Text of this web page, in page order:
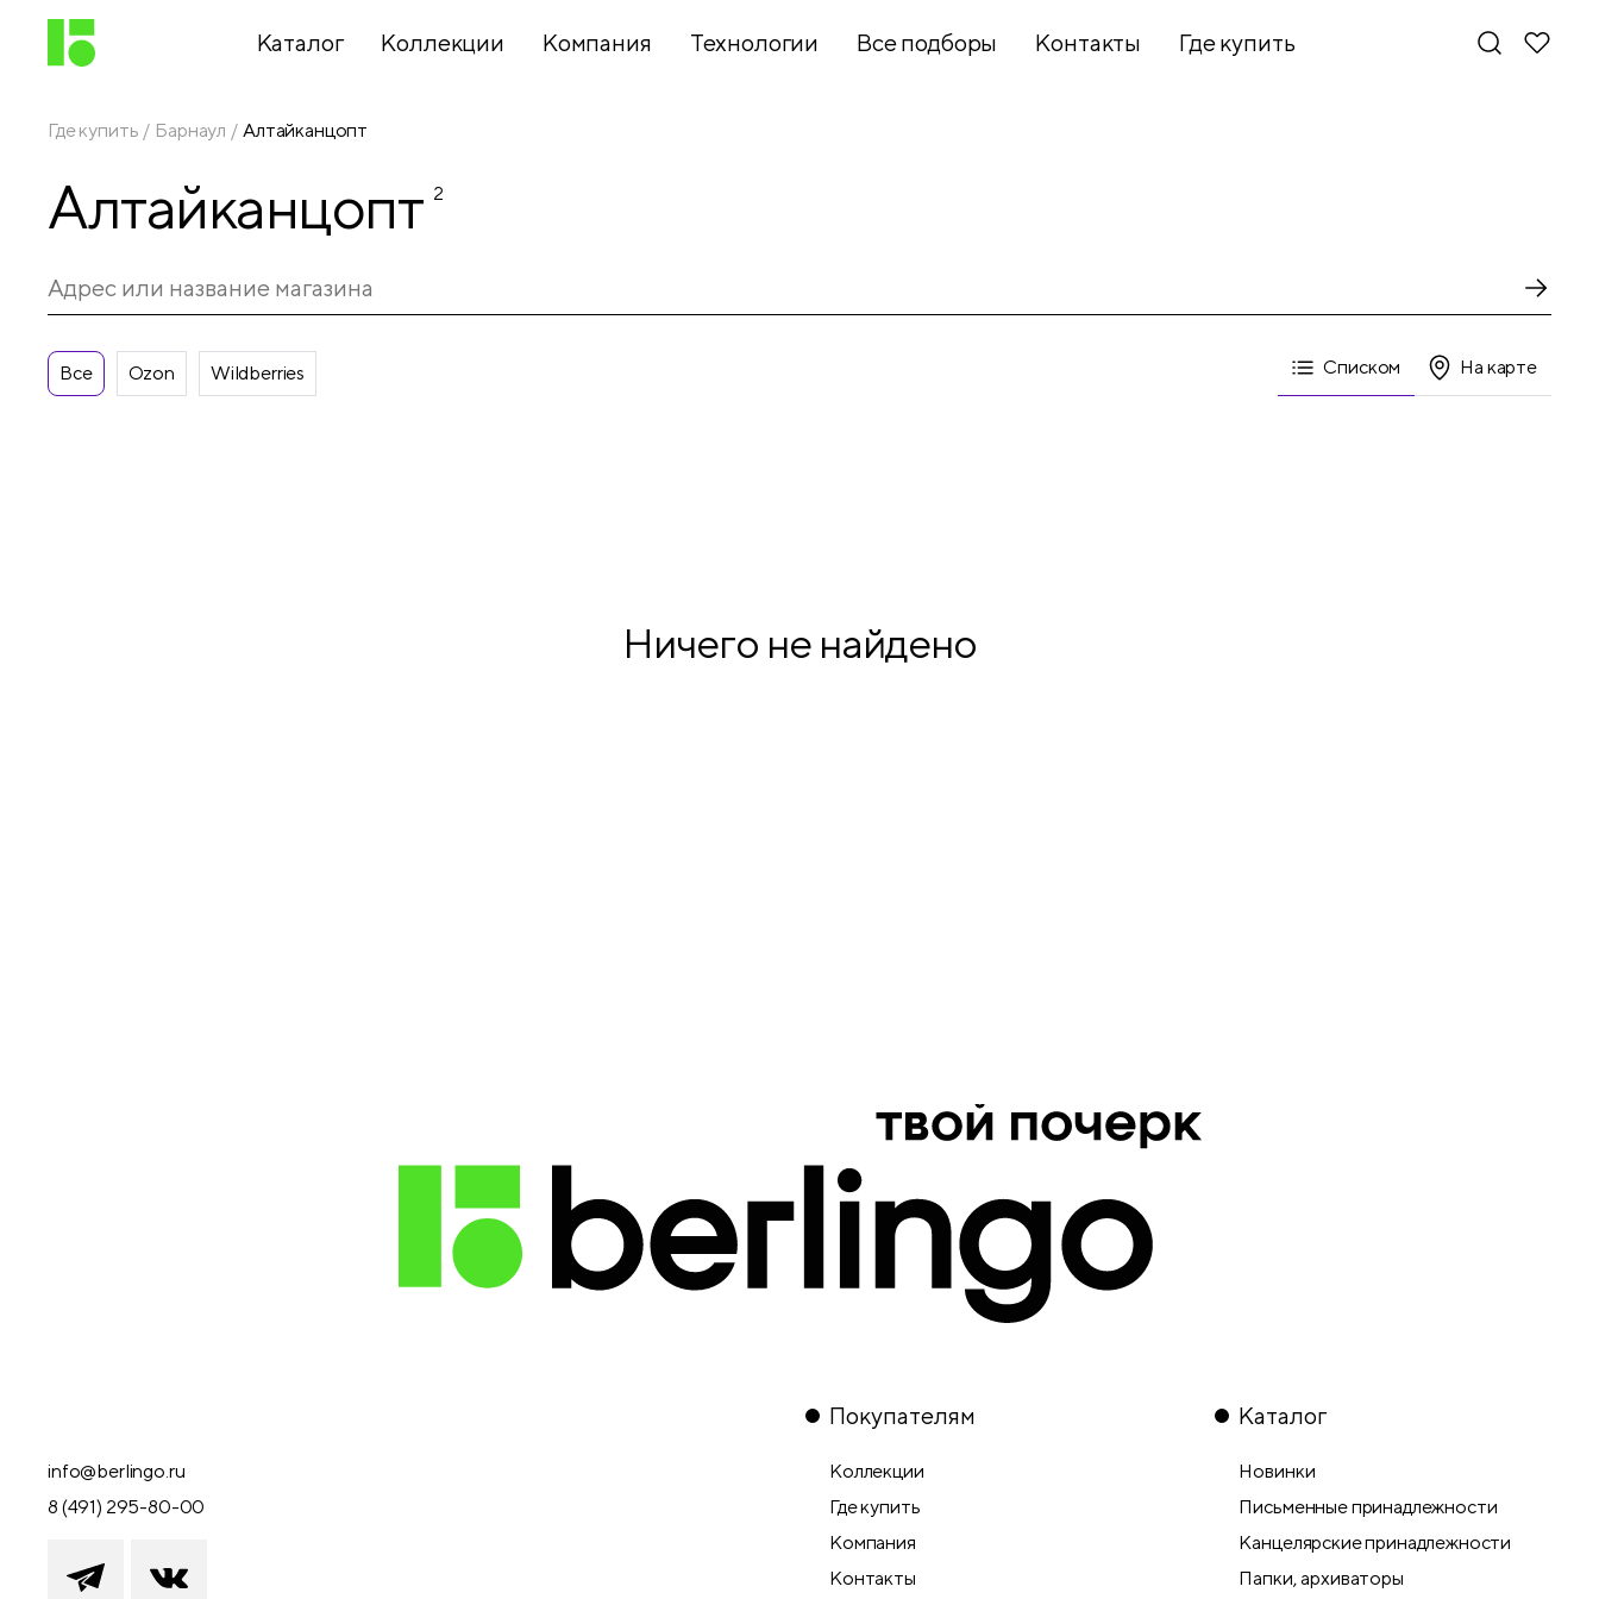
Каталог
принадлежности
Канцелярские
принадлежности
Папки,
оборудование
Коллекции Компания Технологии Все подборы Контакты Где купить
Где купить Барнаул Алтайканцопт
Алтайканцопт 2
Все Ozon Wildberries Списком На карте
Ничего не найдено
Покупателям
Коллекции
Где купить
Компания
Контакты
Каталог
Новинки
Письменные принадлежности
Канцелярские принадлежности
Папки, архиваторы
info@berlingo.ru
8 (491) 295-80-00